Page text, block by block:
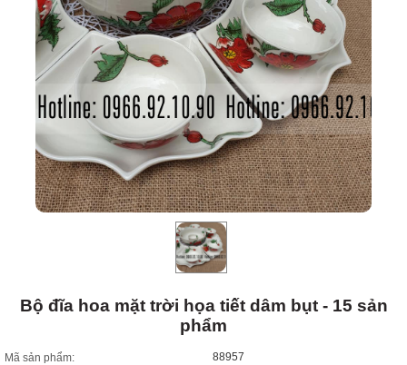
Bộ đĩa hoa mặt trời họa tiết dâm bụt - 15 sản
phẩm
Mã sản phẩm: 88957